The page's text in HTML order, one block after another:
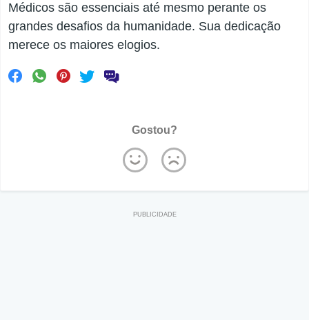
Médicos são essenciais até mesmo perante os
grandes desafios da humanidade. Sua dedicação
merece os maiores elogios.
Gostou?